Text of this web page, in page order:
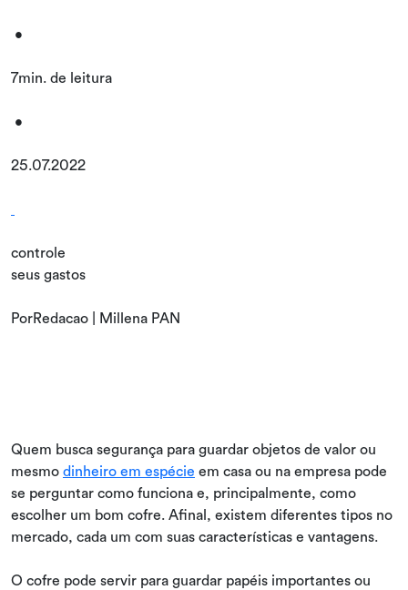
•
7min. de leitura
•
25.07.2022
controle
seus gastos
PorRedacao | Millena PAN
Quem busca segurança para guardar objetos de valor ou
mesmo dinheiro em espécie em casa ou na empresa pode
se perguntar como funciona e, principalmente, como
escolher um bom cofre. Afinal, existem diferentes tipos no
mercado, cada um com suas características e vantagens.
O cofre pode servir para guardar papéis importantes ou